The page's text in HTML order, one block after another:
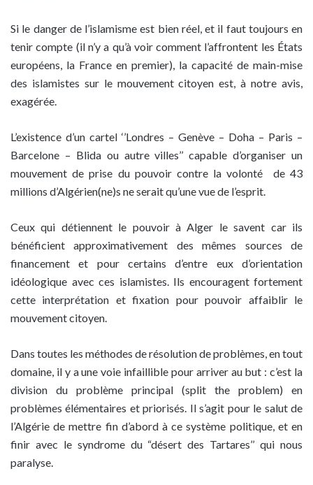
Si le danger de l’islamisme est bien réel, et il faut toujours en
tenir compte (il n’y a qu’à voir comment l’affrontent les États
européens, la France en premier), la capacité de main-mise
des islamistes sur le mouvement citoyen est, à notre avis,
exagérée.
L’existence d’un cartel ‘’Londres – Genève – Doha – Paris –
Barcelone – Blida ou autre villes’’ capable d’organiser un
mouvement de prise du pouvoir contre la volonté de 43
millions d’Algérien(ne)s ne serait qu’une vue de l’esprit.
Ceux qui détiennent le pouvoir à Alger le savent car ils
bénéficient approximativement des mêmes sources de
financement et pour certains d’entre eux d’orientation
idéologique avec ces islamistes. Ils encouragent fortement
cette interprétation et fixation pour pouvoir affaiblir le
mouvement citoyen.
Dans toutes les méthodes de résolution de problèmes, en tout
domaine, il y a une voie infaillible pour arriver au but : c’est la
division du problème principal (split the problem) en
problèmes élémentaires et priorisés. Il s’agit pour le salut de
l’Algérie de mettre fin d’abord à ce système politique, et en
finir avec le syndrome du “désert des Tartares’’ qui nous
paralyse.